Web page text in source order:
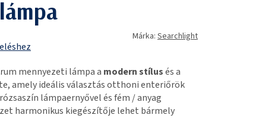
Márka: Searchlight
mennyezeti lámpa a modern stílusés a
amely ideális választás otthoni enteriőrök
lámpaernyővel és fém / anyag
harmonikus kiegészítője lehet bármely